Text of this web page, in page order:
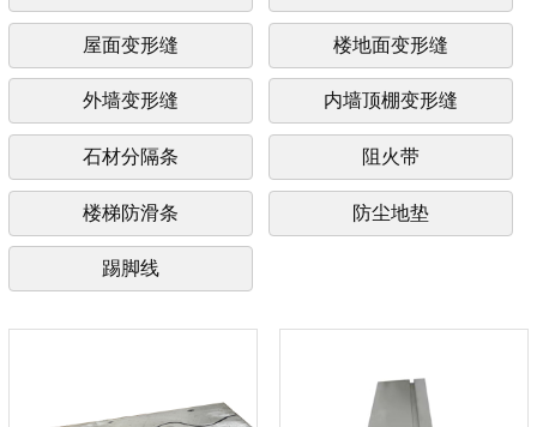
屋面变形缝 楼地面变形缝
外墙变形缝 内墙顶棚变形缝
石材分隔条 阻火带
楼梯防滑条 防尘地垫
踢脚线